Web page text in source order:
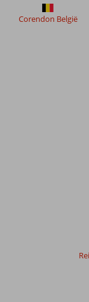
beoordelingen
te
Corendon België